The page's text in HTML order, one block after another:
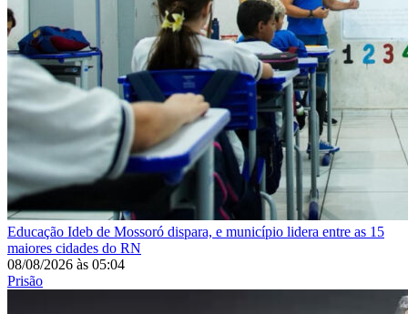
Educação Ideb de Mossoró dispara, e município lidera entre as 15
maiores cidades do RN
08/08/2026 às 05:04
Prisão